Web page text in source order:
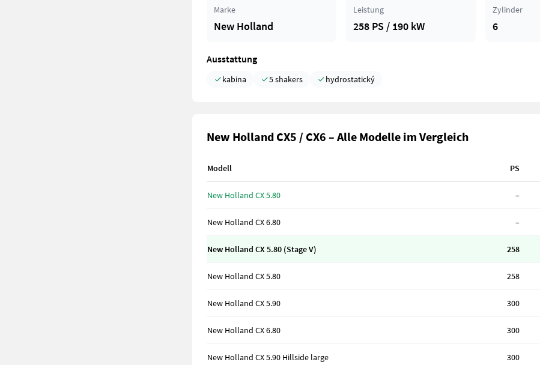
Marke
New Holland
Leistung
258 PS / 190 kW
Zylinder
6
Ausstattung
kabina 5 shakers hydrostatický
New Holland CX5 / CX6 – Alle Modelle im Vergleich
Modell PS
New Holland CX 5.80 –
New Holland CX 6.80 –
New Holland CX 5.80 (Stage V) 258
New Holland CX 5.80 258
New Holland CX 5.90 300
New Holland CX 6.80 300
New Holland CX 5.90 Hillside large 300